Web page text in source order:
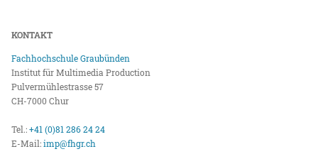
KONTAKT
Fachhochschule Graubünden
Institut für Multimedia Production
Pulvermühlestrasse 57
CH-7000 Chur
Tel.:+41 (0)81 286 24 24
E-Mail:imp@fhgr.ch